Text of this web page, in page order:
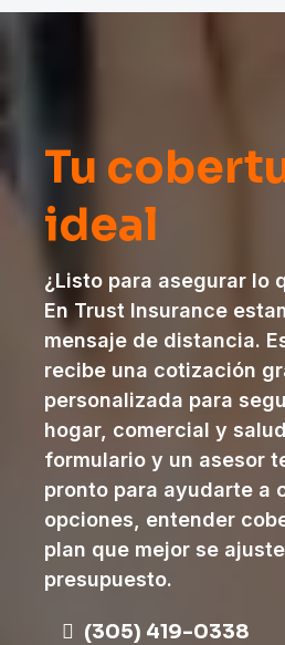
Tu
ideal
¿Listo para asegurar lo
En Trust Insurance
mensaje de distancia.
recibe una cotización
personalizada para
hogar, comercial y
formulario y un asesor
pronto para ayudarte a
opciones, entender
plan que mejor se
presupuesto.
(305) 419-0338